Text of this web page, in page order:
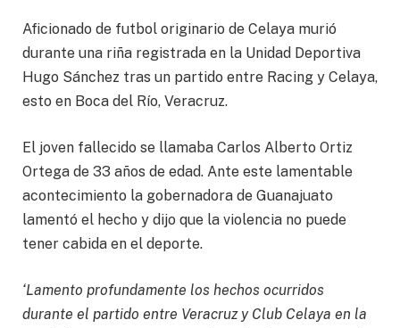
Aficionado de futbol originario de Celaya murió
durante una riña registrada en la Unidad Deportiva
Hugo Sánchez tras un partido entre Racing y Celaya,
esto en Boca del Río, Veracruz.
El joven fallecido se llamaba Carlos Alberto Ortiz
Ortega de 33 años de edad. Ante este lamentable
acontecimiento la gobernadora de Guanajuato
lamentó el hecho y dijo que la violencia no puede
tener cabida en el deporte.
‘Lamento profundamente los hechos ocurridos
durante el partido entre Veracruz y Club Celaya en la